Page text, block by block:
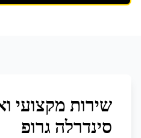
שירות מקצועי
סינדרלה גרופ